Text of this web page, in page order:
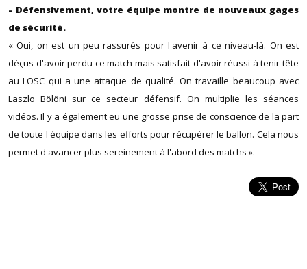
- Défensivement, votre équipe montre de nouveaux gages
de sécurité.
« Oui, on est un peu rassurés pour l'avenir à ce niveau-là. On est
déçus d'avoir perdu ce match mais satisfait d'avoir réussi à tenir tête
au LOSC qui a une attaque de qualité. On travaille beaucoup avec
Laszlo Bölöni sur ce secteur défensif. On multiplie les séances
vidéos. Il y a également eu une grosse prise de conscience de la part
de toute l'équipe dans les efforts pour récupérer le ballon. Cela nous
permet d'avancer plus sereinement à l'abord des matchs ».